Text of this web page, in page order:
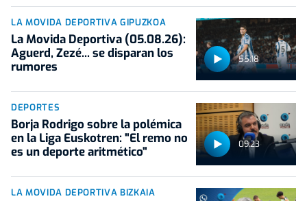
55:18
LA MOVIDA DEPORTIVA GIPUZKOA
La Movida Deportiva (05.08.26):
Aguerd, Zezé... se disparan los
rumores
09:23
DEPORTES
Borja Rodrigo sobre la polémica
en la Liga Euskotren: "El remo no
es un deporte aritmético"
LA MOVIDA DEPORTIVA BIZKAIA